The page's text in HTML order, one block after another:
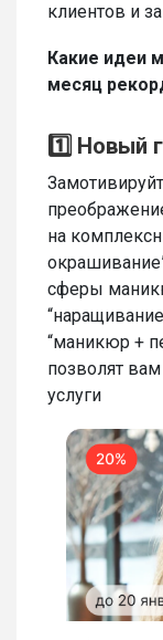
клиентов и
Какие идеи
месяц
1️⃣ Новый
на
сферы
“маникюр +
позволят
услуги